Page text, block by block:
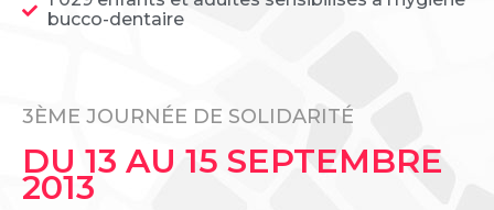
bucco-dentaire
3ÈME JOURNÉE DE SOLIDARITÉ
DU 13 AU 15 SEPTEMBRE
2013